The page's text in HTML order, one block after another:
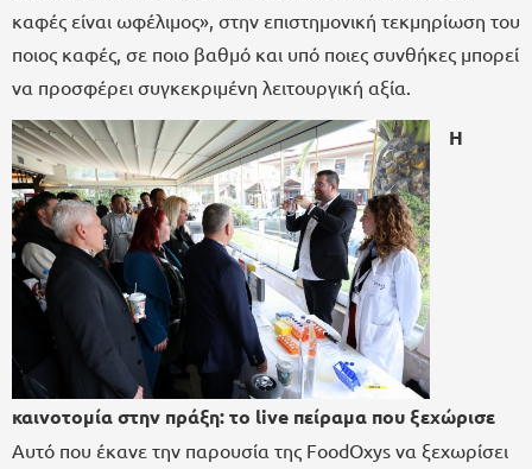
καφές είναι ωφέλιμος», στην επιστημονική τεκμηρίωση του
ποιος καφές, σε ποιο βαθμό και υπό ποιες συνθήκες μπορεί
να προσφέρει συγκεκριμένη λειτουργική αξία.
Η
καινοτομία στην πράξη: το live πείραμα που ξεχώρισε
Αυτό που έκανε την παρουσία της FoodOxys να ξεχωρίσει